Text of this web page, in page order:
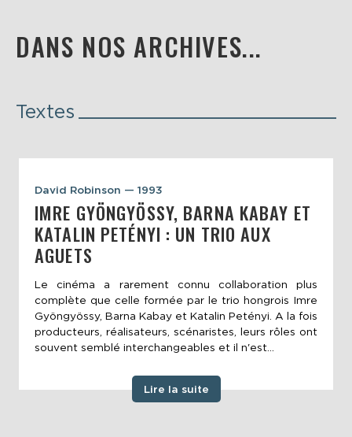
DANS NOS ARCHIVES...
Textes
David Robinson — 1993
IMRE GYÖNGYÖSSY, BARNA KABAY ET
KATALIN PETÉNYI : UN TRIO AUX
AGUETS
Le cinéma a rarement connu collaboration plus
complète que celle formée par le trio hongrois Imre
Gyöngyössy, Barna Kabay et Katalin Petényi. A la fois
producteurs, réalisateurs, scénaristes, leurs rôles ont
souvent semblé interchangeables et il n'est...
Lire la suite